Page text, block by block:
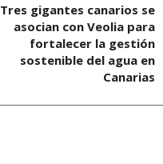
Tres gigantes canarios se
asocian con Veolia para
fortalecer la gestión
sostenible del agua en
Canarias